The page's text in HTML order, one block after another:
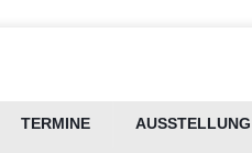
TERMINE AUSSTELLUNG